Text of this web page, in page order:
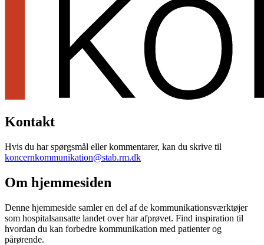
Kontakt
Hvis du har spørgsmål eller kommentarer, kan du skrive til
koncernkommunikation@stab.rm.dk
Om hjemmesiden
Denne hjemmeside samler en del af de kommunikationsværktøjer
som hospitalsansatte landet over har afprøvet. Find inspiration til
hvordan du kan forbedre kommunikation med patienter og
pårørende.